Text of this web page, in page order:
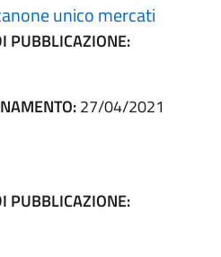
unico mercati
PUBBLICAZIONE:
27/04/2021
PUBBLICAZIONE: